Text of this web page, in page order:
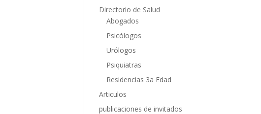
Directorio de Salud
Abogados
Psicólogos
Urólogos
Psiquiatras
Residencias 3a Edad
Articulos
publicaciones de invitados